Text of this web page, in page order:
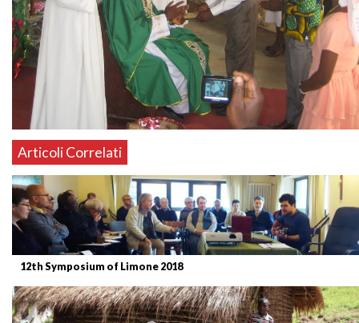
Articoli Correlati
12th Symposium of Limone 2018